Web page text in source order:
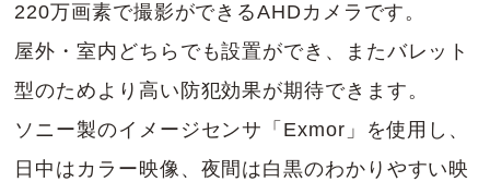
220万画素で撮影ができるAHDカメラです。
屋外・室内どちらでも設置ができ、またバレット
型のためより高い防犯効果が期待できます。
ソニー製のイメージセンサ「Exmor」を使用し、
日中はカラー映像、夜間は白黒のわかりやすい映